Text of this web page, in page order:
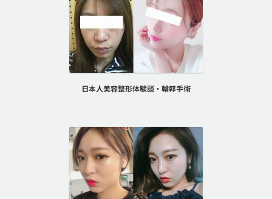
日本人美容整形体験談・輪郭手術